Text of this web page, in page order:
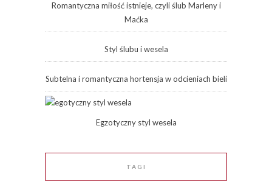
Romantyczna miłość istnieje, czyli ślub Marleny i
Maćka
Styl ślubu i wesela
Subtelna i romantyczna hortensja w odcieniach bieli
Egzotyczny styl wesela
TAGI